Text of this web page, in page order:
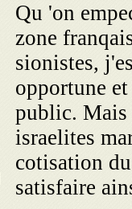
Qu 'on
zone
sionistes,
opportune
public. Mais
israelites
cotisation
satisfaire